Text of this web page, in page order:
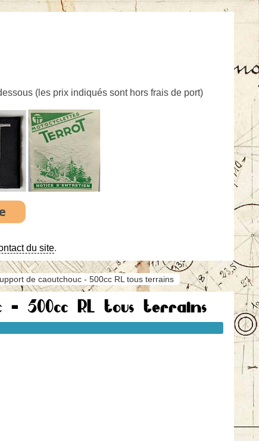
( les prix indiqués sont hors frais de port)
du site.
de caoutchouc - 500cc RL tous terrains
- 500cc RL tous terrains